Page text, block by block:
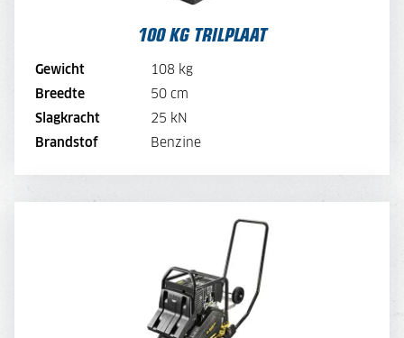
100 KG TRILPLAAT
Gewicht
108 kg
Breedte
50 cm
Slagkracht
25 kN
Brandstof
Benzine
BEKIJK MACHINE
120 KG TRILPLAAT
48,-
38,-
28,-